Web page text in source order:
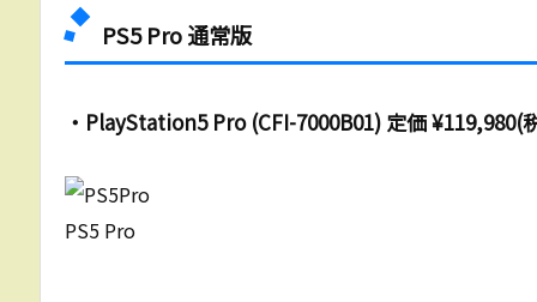
PS5 Pro 通常版
・PlayStation5 Pro (CFI-7000B01) 定価 ¥119,980(
PS5 Pro